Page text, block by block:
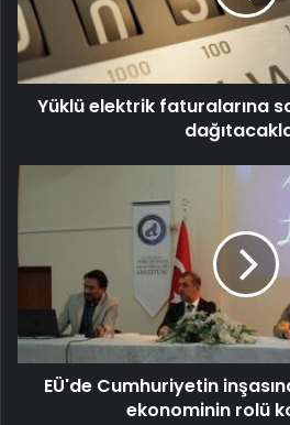
Yüklü elektrik faturalarına
EÜ'de Cumhuriyetin
ekonominin rolü